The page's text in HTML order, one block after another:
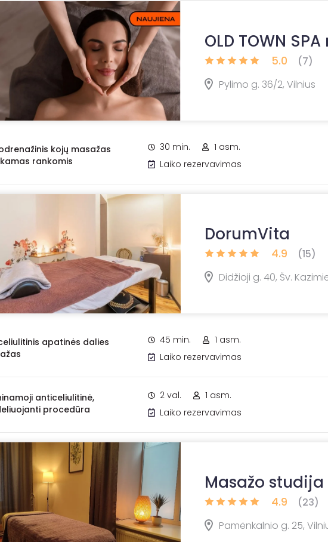
OLD TOWN
5.0
(7)
Pylimo g. 36/2, Vilnius
kojų masažas
rankomis
30 min.
1 asm.
Laiko rezervavimas
DorumVita
4.9
(15)
Didžioji g. 40, Šv.
apatinės dalies
45 min.
1 asm.
Laiko rezervavimas
anticeliulitinė,
procedūra
2 val.
1 asm.
Laiko rezervavimas
Masažo studija
4.9
(23)
Pamėnkalnio g. 25,